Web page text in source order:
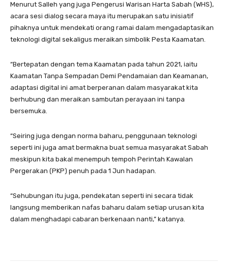
Menurut Salleh yang juga Pengerusi Warisan Harta Sabah (WHS),
acara sesi dialog secara maya itu merupakan satu inisiatif
pihaknya untuk mendekati orang ramai dalam mengadaptasikan
teknologi digital sekaligus meraikan simbolik Pesta Kaamatan.
“Bertepatan dengan tema Kaamatan pada tahun 2021, iaitu
Kaamatan Tanpa Sempadan Demi Pendamaian dan Keamanan,
adaptasi digital ini amat berperanan dalam masyarakat kita
berhubung dan meraikan sambutan perayaan ini tanpa
bersemuka.
“Seiring juga dengan norma baharu, penggunaan teknologi
seperti ini juga amat bermakna buat semua masyarakat Sabah
meskipun kita bakal menempuh tempoh Perintah Kawalan
Pergerakan (PKP) penuh pada 1 Jun hadapan.
“Sehubungan itu juga, pendekatan seperti ini secara tidak
langsung memberikan nafas baharu dalam setiap urusan kita
dalam menghadapi cabaran berkenaan nanti,” katanya.